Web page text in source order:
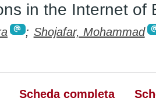
in the Internet of
; Shojafar, Mohammad
Scheda completa